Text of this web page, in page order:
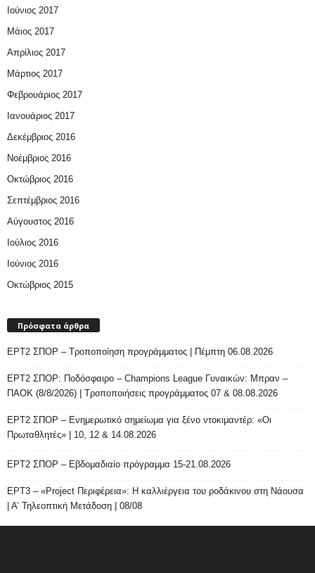
Ιούνιος 2017
Μάιος 2017
Απρίλιος 2017
Μάρτιος 2017
Φεβρουάριος 2017
Ιανουάριος 2017
Δεκέμβριος 2016
Νοέμβριος 2016
Οκτώβριος 2016
Σεπτέμβριος 2016
Αύγουστος 2016
Ιούλιος 2016
Ιούνιος 2016
Οκτώβριος 2015
Πρόσφατα άρθρα
ΕΡΤ2 ΣΠΟΡ – Τροποποίηση προγράμματος | Πέμπτη 06.08.2026
ΕΡΤ2 ΣΠΟΡ: Ποδόσφαιρο – Champions League Γυναικών: Μπραν –
ΠΑΟΚ (8/8/2026) | Τροποποιήσεις προγράμματος 07 & 08.08.2026
ΕΡΤ2 ΣΠΟΡ – Ενημερωτικό σημείωμα για ξένο ντοκιμαντέρ: «Οι
Πρωταθλητές» | 10, 12 & 14.08.2026
ΕΡΤ2 ΣΠΟΡ – Εβδομαδιαίο πρόγραμμα 15-21.08.2026
ΕΡΤ3 – «Project Περιφέρεια»: Η καλλιέργεια του ροδάκινου στη Νάουσα
| Α’ Τηλεοπτική Μετάδοση | 08/08